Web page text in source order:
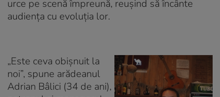
urce pe scenă împreună, reuşind să încânte
audienţa cu evoluţia lor.
„Este ceva obişnuit la
noi”, spune arădeanul
Adrian Bâlici (34 de ani),